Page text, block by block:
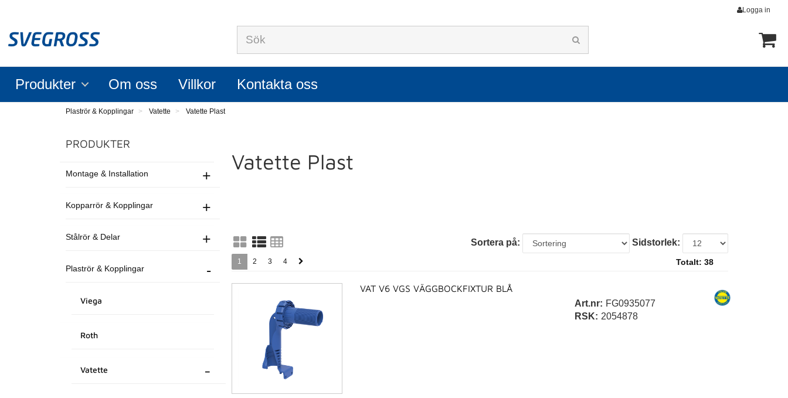
Logga in
Produkter Om oss Villkor Kontakta oss
Plaströr & Kopplingar Vatette Vatette Plast
PRODUKTER
Montage & Installation +
Kopparrör & Kopplingar +
Stålrör & Delar +
Plaströr & Kopplingar -
Viega
Roth
Vatette -
Vatette Plast
Sortera på: Sidstorlek:
1 2 3 4 Totalt: 38
VAT V6 VGS VÄGGBOCKFIXTUR BLÅ
Art.nr: FG0935077
RSK: 2054878